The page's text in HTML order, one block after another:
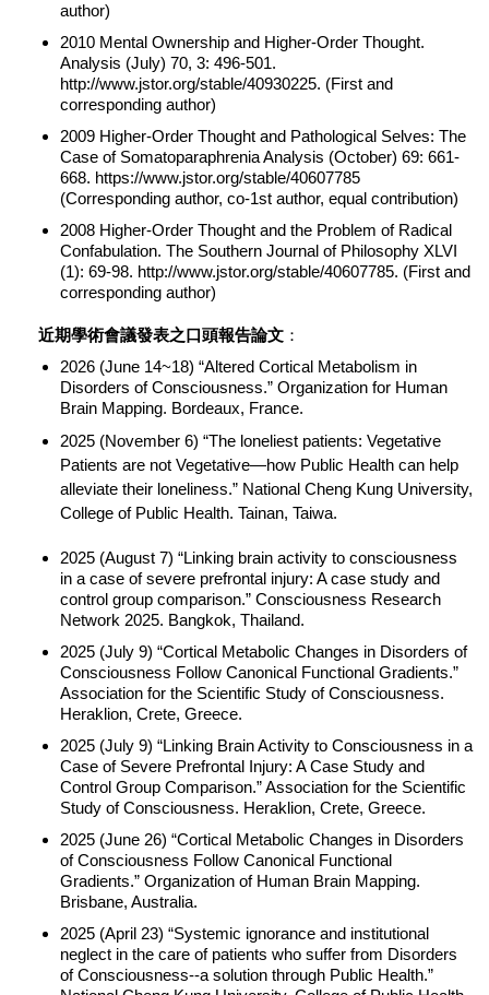
author)
2010 Mental Ownership and Higher-Order Thought.
Analysis (July) 70, 3: 496-501.
http://www.jstor.org/stable/40930225. (First and
corresponding author)
2009 Higher-Order Thought and Pathological Selves: The
Case of Somatoparaphrenia Analysis (October) 69: 661-
668. https://www.jstor.org/stable/40607785
(Corresponding author, co-1st author, equal contribution)
2008 Higher-Order Thought and the Problem of Radical
Confabulation. The Southern Journal of Philosophy XLVI
(1): 69-98. http://www.jstor.org/stable/40607785. (First and
corresponding author)
近期學術會議發表之口頭報告論文：
2026 (June 14~18) “Altered Cortical Metabolism in
Disorders of Consciousness.” Organization for Human
Brain Mapping. Bordeaux, France.
2025 (November 6) “The loneliest patients: Vegetative
Patients are not Vegetative—how Public Health can help
alleviate their loneliness.” National Cheng Kung University,
College of Public Health. Tainan, Taiwa.
2025 (August 7) “Linking brain activity to consciousness
in a case of severe prefrontal injury: A case study and
control group comparison.” Consciousness Research
Network 2025. Bangkok, Thailand.
2025 (July 9) “Cortical Metabolic Changes in Disorders of
Consciousness Follow Canonical Functional Gradients.”
Association for the Scientific Study of Consciousness.
Heraklion, Crete, Greece.
2025 (July 9) “Linking Brain Activity to Consciousness in a
Case of Severe Prefrontal Injury: A Case Study and
Control Group Comparison.” Association for the Scientific
Study of Consciousness. Heraklion, Crete, Greece.
2025 (June 26) “Cortical Metabolic Changes in Disorders
of Consciousness Follow Canonical Functional
Gradients.” Organization of Human Brain Mapping.
Brisbane, Australia.
2025 (April 23) “Systemic ignorance and institutional
neglect in the care of patients who suffer from Disorders
of Consciousness--a solution through Public Health.”